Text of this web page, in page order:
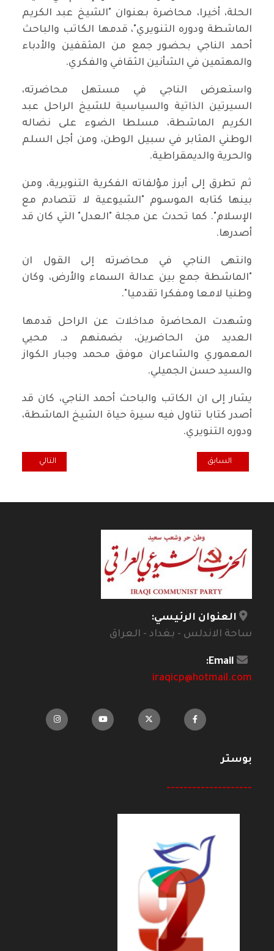
الحلة، أخيرا، محاضرة بعنوان "الشيخ عبد الكريم
الماشطة ودوره التنويري"، قدمها الكاتب والباحث
أحمد الناجي بحضور جمع من المثقفين والأدباء
والمهتمين في الشأنين الثقافي والفكري.
واستعرض الناجي في مستهل محاضرته،
السيرتين الذاتية والسياسية للشيخ الراحل عبد
الكريم الماشطة، مسلطا الضوء على نضاله
الوطني المثابر في سبيل الوطن، ومن أجل السلم
والحرية والديمقراطية.
ثم تطرق إلى أبرز مؤلفاته الفكرية التنويرية، ومن
بينها كتابه الموسوم "الشيوعية لا تتصادم مع
الإسلام". كما تحدث عن مجلة "العدل" التي كان قد
أصدرها.
وانتهى الناجي في محاضرته إلى القول ان
"الماشطة جمع بين عدالة السماء والأرض، وكان
وطنيا لامعا ومفكرا تقدميا".
وشهدت المحاضرة مداخلات عن الراحل قدمها
العديد من الحاضرين، بضمنهم د. محيي
المعموري والشاعران موفق محمد وجبار الكواز
والسيد حسن الجميلي.
يشار إلى ان الكاتب والباحث أحمد الناجي، كان قد
أصدر كتابا تناول فيه سيرة حياة الشيخ الماشطة،
ودوره التنويري.
المقال السابق: استمرار التضاهرات في بغداد والمحافظات يوم الجمعة 17 آب 2018
السابق المقال
التالي
العنوان الرئيسي:
ساحة الاندلس - بغداد - العراق
Email:
iraqicp@hotmail.com
بوستر
--------------------